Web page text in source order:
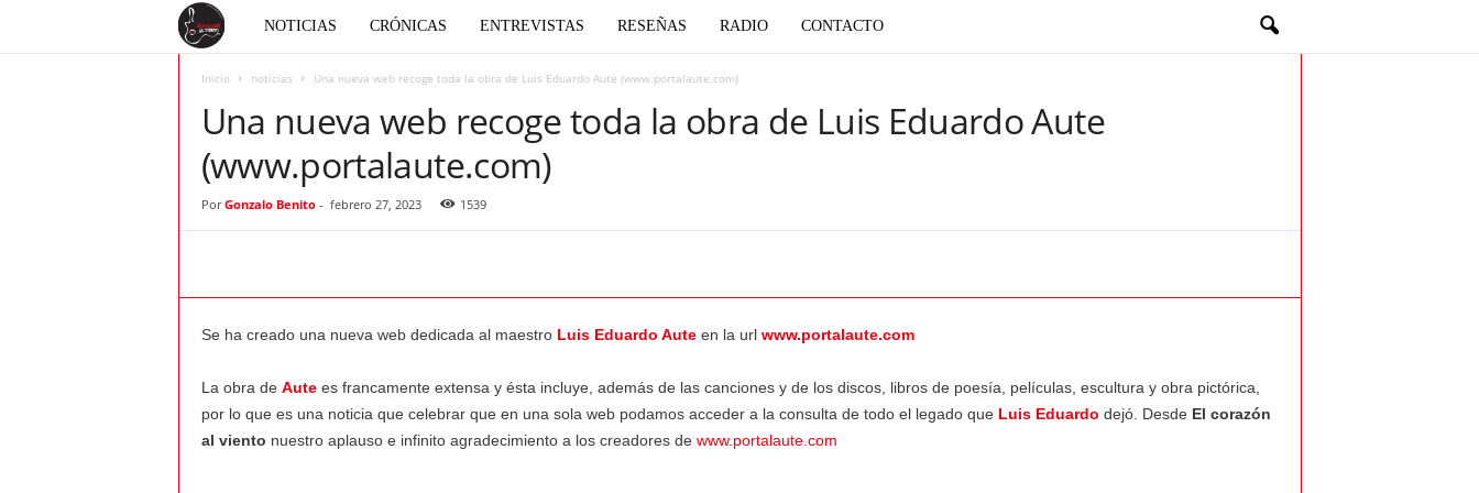
c
o
r
z
ó
n
NOTICIAS CRÓNICAS ENTREVISTAS RESEÑAS RADIO CONTACTO
Inicio noticias Una nueva web recoge toda la obra de Luis Eduardo Aute (www.portalaute.com)
Una nueva web recoge toda la obra de Luis Eduardo Aute
(www.portalaute.com)
Por Gonzalo Benito- febrero 27, 2023 1539
Se ha creado una nueva web dedicada al maestro Luis Eduardo Auteen la url www.portalaute.com
La obra de Autees francamente extensa y ésta incluye, además de las canciones y de los discos, libros de poesía, películas, escultura y obra pictórica,
por lo que es una noticia que celebrar que en una sola web podamos acceder a la consulta de todo el legado que Luis Eduardo dejó. Desde El corazón
al viento nuestro aplauso e infinito agradecimiento a los creadores de www.portalaute.com